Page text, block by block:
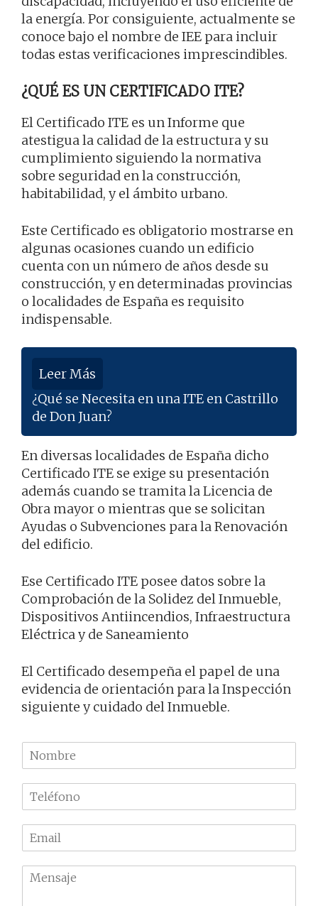
la energía. Por consiguiente, actualmente se
conoce bajo el nombre de IEE para incluir
todas estas verificaciones imprescindibles.
¿QUÉ ES UN CERTIFICADO ITE?
El Certificado ITE es un Informe que
atestigua la calidad de la estructura y su
cumplimiento siguiendo la normativa
sobre seguridad en la construcción,
habitabilidad, y el ámbito urbano.
Este Certificado es obligatorio mostrarse en
algunas ocasiones cuando un edificio
cuenta con un número de años desde su
construcción, y en determinadas provincias
o localidades de España es requisito
indispensable.
Leer Más
¿Qué se Necesita en una ITE en Castrillo
de Don Juan?
En diversas localidades de España dicho
Certificado ITE se exige su presentación
además cuando se tramita la Licencia de
Obra mayor o mientras que se solicitan
Ayudas o Subvenciones para la Renovación
del edificio.
Ese Certificado ITE posee datos sobre la
Comprobación de la Solidez del Inmueble,
Dispositivos Antiincendios, Infraestructura
Eléctrica y de Saneamiento
El Certificado desempeña el papel de una
evidencia de orientación para la Inspección
siguiente y cuidado del Inmueble.
N
o
m
r
e
l
f
m
a
M